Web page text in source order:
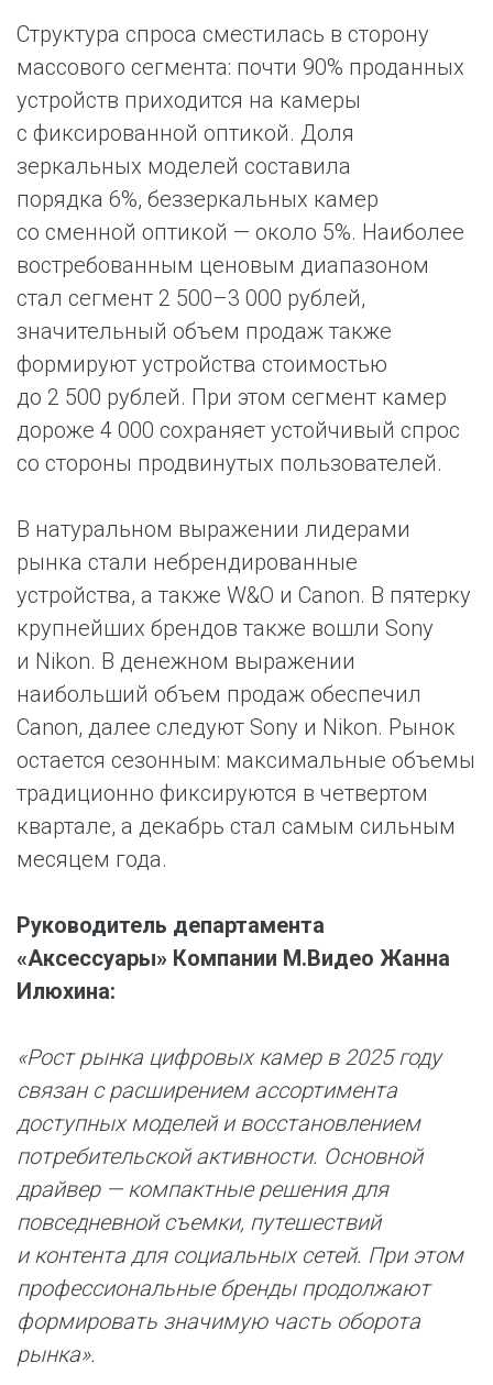
Структура спроса сместилась в сторону
массового сегмента: почти 90% проданных
устройств приходится на камеры
с фиксированной оптикой. Доля
зеркальных моделей составила
порядка 6%, беззеркальных камер
со сменной оптикой — около 5%. Наиболее
востребованным ценовым диапазоном
стал сегмент 2 500–3 000 рублей,
значительный объем продаж также
формируют устройства стоимостью
до 2 500 рублей. При этом сегмент камер
дороже 4 000 сохраняет устойчивый спрос
со стороны продвинутых пользователей.
В натуральном выражении лидерами
рынка стали небрендированные
устройства, а также W&O и Canon. В пятерку
крупнейших брендов также вошли Sony
и Nikon. В денежном выражении
наибольший объем продаж обеспечил
Canon, далее следуют Sony и Nikon. Рынок
остается сезонным: максимальные объемы
традиционно фиксируются в четвертом
квартале, а декабрь стал самым сильным
месяцем года.
Руководитель департамента
«Аксессуары» Компании М.Видео Жанна
Илюхина:
«Рост рынка цифровых камер в 2025 году
связан с расширением ассортимента
доступных моделей и восстановлением
потребительской активности. Основной
драйвер — компактные решения для
повседневной съемки, путешествий
и контента для социальных сетей. При этом
профессиональные бренды продолжают
формировать значимую часть оборота
рынка».